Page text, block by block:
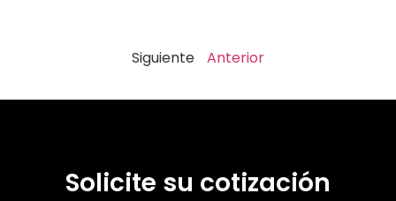
Siguiente Anterior
Solicite su cotización